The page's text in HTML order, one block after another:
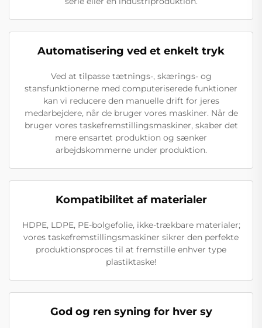
Automatisering ved et enkelt tryk
Ved at tilpasse tætnings-, skærings- og
stansfunktionerne med computeriserede funktioner
kan vi reducere den manuelle drift for jeres
medarbejdere, når de bruger vores maskiner. Når de
bruger vores taskefremstillingsmaskiner, skaber det
mere ensartet produktion og sænker
arbejdskommerne under produktion.
Kompatibilitet af materialer
HDPE, LDPE, PE-bolgefolie, ikke-trækbare materialer;
vores taskefremstillingsmaskiner sikrer den perfekte
produktionsproces til at fremstille enhver type
plastiktaske!
God og ren syning for hver sy